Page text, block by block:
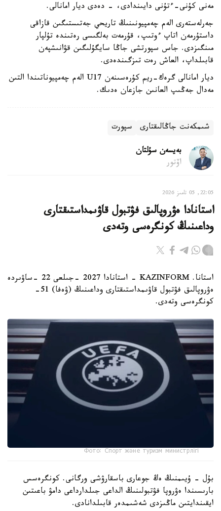
مەنى كۇنى-ءتۇنى دايىندادى، - دەدى ديار امانالى.
جەرلەستەرى الەم چەمپيونىنىڭ تاريحي جەتىستىگىن قازاقى
داستۇرمەن اتاپ ءوتىپ، قۇرمەت بەلگىسى رەتىندە تۇلپار
مىنگىزدى. جاس سپورتشى جاڭا سايگۇلىگىن قۋانىشپەن
قابىلداپ، العاش رەت تىزگىندەدى.
ديار امانالى گرەك-ريم كۇرەسىنەن U17 الەم چەمپيوناتىندا التىن
مەدال جەڭىپ العانىن جازعان ەدىك.
شىمكەنت جاڭالىقتارى سپورت
بەيسەن سۇلتان
اۆتور
22:05, 05 تامىز 2026
استانادا ەۋروپالىق فۋتبول قاۋىمداستىقتارى
وداعىنىڭ كونگرەسى وتەدى
استانا. KAZINFORM - استانادا 2027 -جىلعى 22 -ساۋىردە
ەۋروپالىق فۋتبول قاۋىمداستىقتارى وداعىنىڭ (ۋەفا) 51-
كونگرەسى وتەدى.
Фото: Спорт және туризм министрлігі
بۇل - ۇيىمنىڭ ەڭ جوعارى باسقارۋشى ورگانى. كونگرەسس
بارىسىندا ەۋروپا فۋتبولىنىڭ الداعى جىلدارداعى دامۋ باعىتىن
ايقىندايتىن ماڭىزدى شەشىمدەر قابىلدانادى.